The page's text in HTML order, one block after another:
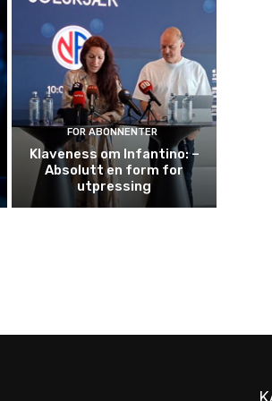
FOR ABONNENTER
Klaveness om Infantino: –
Absolutt en form for
utpressing